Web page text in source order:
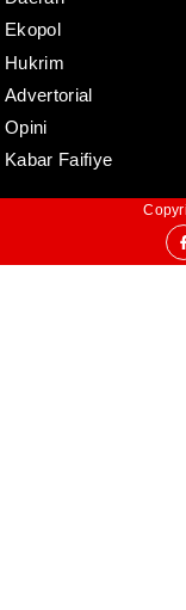
Ekopol
Hukrim
Advertorial
Opini
Kabar Faifiye